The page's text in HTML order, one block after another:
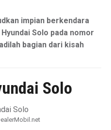
impian berkendara
Solo pada nomor
bagian dari kisah
Solo